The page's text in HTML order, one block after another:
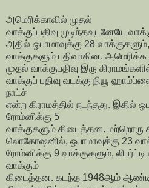
அமெரிக்காவில் முதல்
வாக்குப்பதிவு முடிந்தவுடனேயே
அதில் ஒபாமாவுக்கு 28
வாக்குகளும் பதிவாகின.
முதல் வாக்குபதிவு இரு
வாக்குப் பதிவு வடக்கு நியூ
நாட்ச்
என்ற கிராமத்தில் நடந்தது. இதில்
ரோம்னிக்கு 5
வாக்குகளும் கிடைத்தன. மற்றொரு
லொகோஷனில், ஒபாமாவுக்கு 23
ரோம்னிக்கு 9 வாக்குகளும், லிபர்ட்டி
வாக்கும்
கிடைத்தன. கடந்த 1948ஆம்